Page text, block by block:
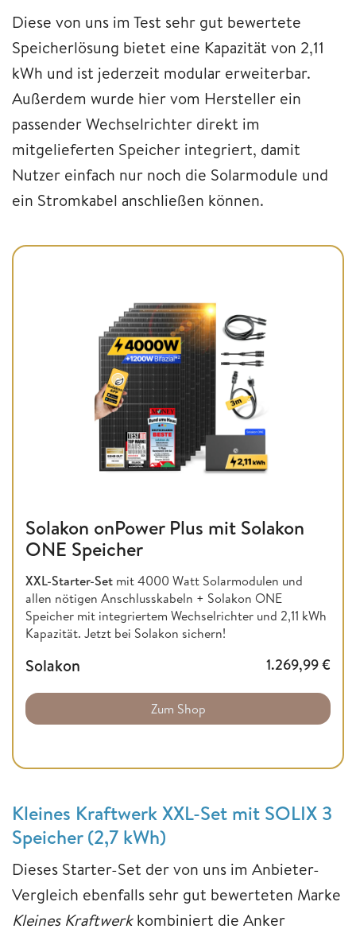
Diese von uns im Test sehr gut bewertete
Speicherlösung bietet eine Kapazität von 2,11
kWh und ist jederzeit modular erweiterbar.
Außerdem wurde hier vom Hersteller ein
passender Wechselrichter direkt im
mitgelieferten Speicher integriert, damit
Nutzer einfach nur noch die Solarmodule und
ein Stromkabel anschließen können.
Solakon onPower Plus mit Solakon
ONE Speicher
XXL-Starter-Set mit 4000 Watt Solarmodulen und
allen nötigen Anschlusskabeln + Solakon ONE
Speicher mit integriertem Wechselrichter und 2,11 kWh
Kapazität. Jetzt bei Solakon sichern!
Solakon 1.269,99€
Zum Shop
Kleines Kraftwerk XXL-Set mit SOLIX 3
Speicher (2,7 kWh)
Dieses Starter-Set der von uns im Anbieter-
Vergleich ebenfalls sehr gut bewerteten Marke
Kleines Kraftwerkkombiniert die Anker